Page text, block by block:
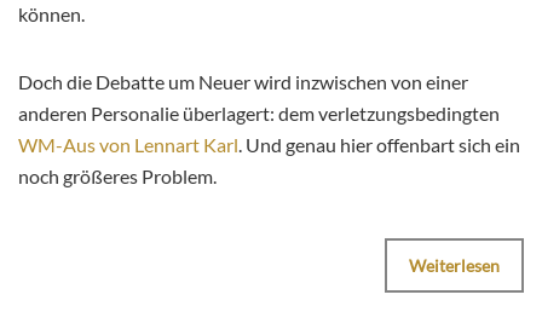
können.
Doch die Debatte um Neuer wird inzwischen von einer
anderen Personalie überlagert: dem verletzungsbedingten
WM-Aus von Lennart Karl. Und genau hier offenbart sich ein
noch größeres Problem.
Weiterlesen